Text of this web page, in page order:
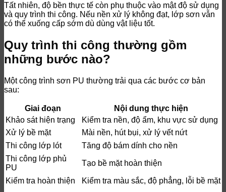
Tất nhiên, độ bền thực tế còn phụ thuộc vào mật độ sử dụng
và quy trình thi công. Nếu nền xử lý không đạt, lớp sơn vẫn
có thể xuống cấp sớm dù dùng vật liệu tốt.
Quy trình thi công thường gồm
những bước nào?
Một công trình sơn PU thường trải qua các bước cơ bản
sau:
Giai đoạn
Nội dung thực hiện
Khảo sát hiện trạng
Kiểm tra nền, độ ẩm, khu vực sử dụng
Xử lý bề mặt
Mài nền, hút bụi, xử lý vết nứt
Thi công lớp lót
Tăng độ bám dính cho nền
Thi công lớp phủ
PU
Tạo bề mặt hoàn thiện
Kiểm tra hoàn thiện Kiểm tra màu sắc, độ phẳng, lỗi bề mặt